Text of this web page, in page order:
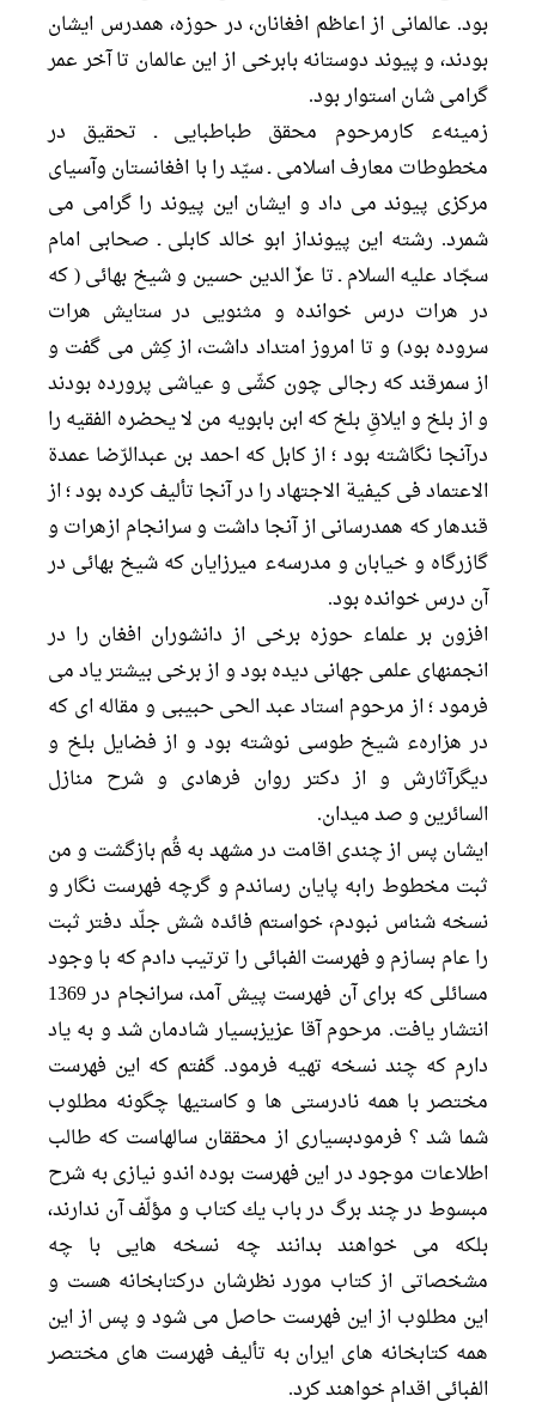
بود. عالمانى از اعاظم افغانان، در حوزه، همدرس ايشان
بودند، و پيوند دوستانه بابرخى از اين عالمان تا آخر عمر
گرامى شان استوار بود.
زمينهء كارمرحوم محقق طباطبایی ـ تحقيق در
مخطوطات معارف اسلامى ـ سيّد را با افغانستان وآسياى
مركزى پيوند مى داد و ايشان اين پيوند را گرامى مى
شمرد. رشته اين پيونداز ابو خالد كابلى ـ صحابى امام
سجّاد عليه السلام ـ تا عزّ الدين حسين و شيخ بهائى ( که
در هرات درس خوانده و مثنویی در ستایش هرات
سروده بود) و تا امروز امتداد داشت، از كِش مى گفت و
از سمرقند كه رجالى چون كشّى و عياشى پرورده بودند
و از بلخ و ايلاقِ بلخ كه ابن بابويه من لا يحضره الفقيه را
درآنجا نگاشته بود ؛ از كابل كه احمد بن عبدالرّضا عمدة
الاعتماد فى كيفية الاجتهاد را در آنجا تأليف كرده بود ؛ از
قندهار كه همدرسانى از آنجا داشت و سرانجام ازهرات و
گازرگاه و خيابان و مدرسهء ميرزايان كه شيخ بهائى در
آن درس خوانده بود.
افزون بر علماء حوزه برخى از دانشوران افغان را در
انجمنهاى علمى جهانى ديده بود و از برخى بيشتر ياد مى
فرمود ؛ از مرحوم استاد عبد الحى حبيبى و مقاله اى كه
در هزارهء شيخ طوسى نوشته بود و از فضايل بلخ و
ديگرآثارش و از دكتر روان فرهادى و شرح منازل
السائرين و صد ميدان.
ايشان پس از چندى اقامت در مشهد به قُم بازگشت و من
ثبت مخطوط رابه پايان رساندم و گرچه فهرست نگار و
نسخه شناس نبودم، خواستم فائده شش جلّد دفتر ثبت
را عام بسازم و فهرست الفبائى را ترتيب دادم كه با وجود
مسائلى كه براى آن فهرست پيش آمد، سرانجام در 1369
انتشار يافت. مرحوم آقا عزيزبسيار شادمان شد و به ياد
دارم كه چند نسخه تهيه فرمود. گفتم كه اين فهرست
مختصر با همه نادرستى ها و كاستيها چگونه مطلوب
شما شد ؟ فرمودبسيارى از محققان سالهاست كه طالب
اطلاعات موجود در اين فهرست بوده اندو نيازى به شرح
مبسوط در چند برگ در باب يك كتاب و مؤلّف آن ندارند،
بلكه مى خواهند بدانند چه نسخه هايى با چه
مشخصاتى از كتاب مورد نظرشان دركتابخانه هست و
اين مطلوب از اين فهرست حاصل مى شود و پس از اين
همه كتابخانه هاى ايران به تأليف فهرست هاى مختصر
الفبائى اقدام خواهند كرد.